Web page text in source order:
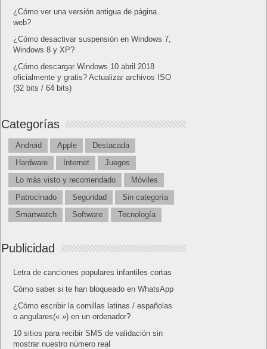
¿Cómo ver una versión antigua de página
web?
¿Cómo desactivar suspensión en Windows 7,
Windows 8 y XP?
¿Cómo descargar Windows 10 abril 2018
oficialmente y gratis? Actualizar archivos ISO
(32 bits / 64 bits)
Categorías
Android Apple
Destacada
Hardware
Internet
Juegos
Lo más visto y recomendado
Móviles
Patrocinado
Seguridad
Sin categoría
Smartwatch
Software Tecnología
Publicidad
Letra de canciones populares infantiles cortas
Cómo saber si te han bloqueado en WhatsApp
¿Cómo escribir la comillas latinas / españolas
o angulares(« ») en un ordenador?
10 sitios para recibir SMS de validación sin
mostrar nuestro número real